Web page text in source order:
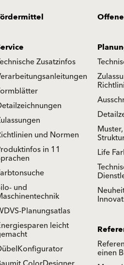
Zusatzinfos
und Normen
in 11
und
Planungsatlas
leicht
Life
einen